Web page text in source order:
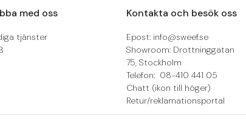
med oss
tjänster
Kontakta och besök oss
Epost: info@sweef.se
Showroom: Drottninggatan
75, Stockholm
Telefon: 08-410 441 05
Chatt (ikon till höger)
Retur/reklamationsportal